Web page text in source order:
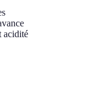
acidité